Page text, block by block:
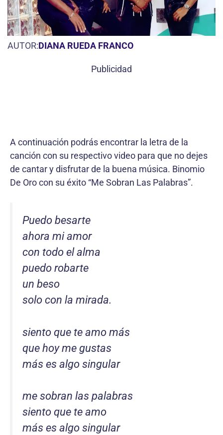
AUTOR:DIANA RUEDA FRANCO
Publicidad
A continuación podrás encontrar la letra de la
canción con su respectivo video para que no dejes
de cantar y disfrutar de la buena música. Binomio
De Oro con su éxito “Me Sobran Las Palabras”.
Puedo besarte
ahora mi amor
con todo el alma
puedo robarte
un beso
solo con la mirada.
siento que te amo más
que hoy me gustas
más es algo singular
me sobran las palabras
siento que te amo
más es algo singular